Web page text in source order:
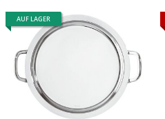
AUF LAGER